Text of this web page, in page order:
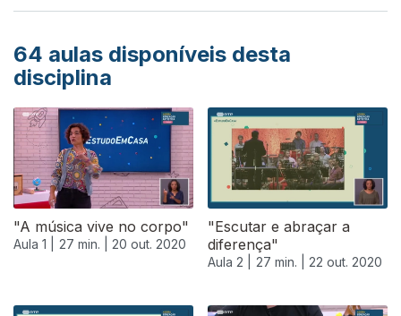
64 aulas disponíveis desta
disciplina
"A música vive no corpo"
Aula 1 | 27 min. | 20 out. 2020
"Escutar e abraçar a
diferença"
Aula 2 | 27 min. | 22 out. 2020